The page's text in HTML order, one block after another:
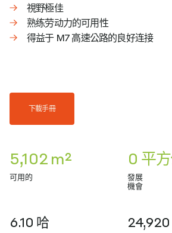
視野極佳
熟练劳动力的可用性
得益于 M7 高速公路的良好连接
下載手冊
5,102 m²
可用的
0 平
發展
機會
6.10 哈 24,920